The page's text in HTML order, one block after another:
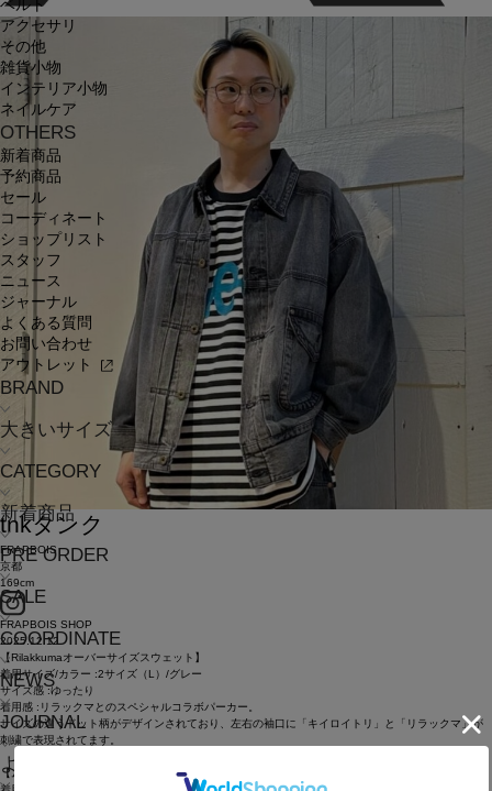
ベルト
アクセサリ
その他
雑貨小物
インテリア小物
ネイルケア
OTHERS
新着商品
予約商品
セール
コーディネート
ショップリスト
スタッフ
ニュース
ジャーナル
よくある質問
お問い合わせ
アウトレット
BRAND
大きいサイズ
CATEGORY
新着商品
PRE ORDER
SALE
COORDINATE
NEWS
JOURNAL
よくある質問
tnkタンク
FRAPBOIS
京都
169cm
FRAPBOIS SHOP
2025.12.12
【Rilakkumaオーバーサイズスウェット】
着用サイズ/カラー :2サイズ（L）/グレー
サイズ感 :ゆったり
着用感 :リラックマとのスペシャルコラボパーカー。
サイズの違うドット柄がデザインされており、左右の袖口に「キイロイトリ」と「リラックマ」が
刺繍で表現されてます。
【ムーブデニム テーパードパンツ】